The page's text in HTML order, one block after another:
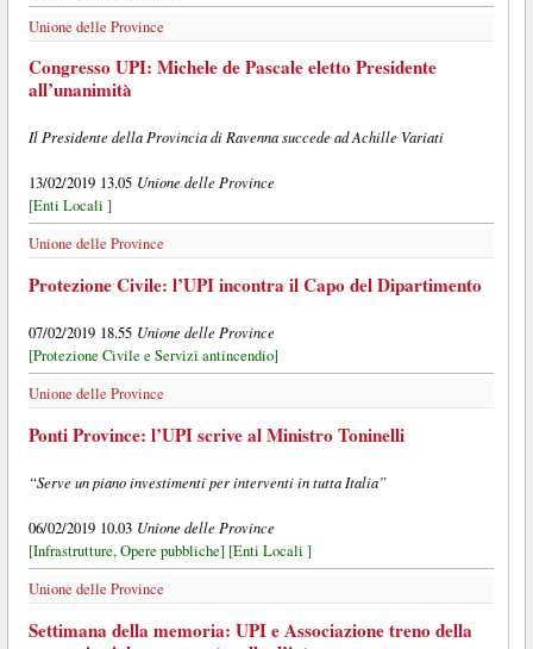
Unione delle Province
Congresso UPI: Michele de Pascale eletto Presidente
all’unanimità
Il Presidente della Provincia di Ravenna succede ad Achille Variati
13/02/2019 13.05 Unione delle Province
[Enti Locali ]
Unione delle Province
Protezione Civile: l’UPI incontra il Capo del Dipartimento
07/02/2019 18.55 Unione delle Province
[Protezione Civile e Servizi antincendio]
Unione delle Province
Ponti Province: l’UPI scrive al Ministro Toninelli
“Serve un piano investimenti per interventi in tutta Italia”
06/02/2019 10.03 Unione delle Province
[Infrastrutture, Opere pubbliche] [Enti Locali ]
Unione delle Province
Settimana della memoria: UPI e Associazione treno della